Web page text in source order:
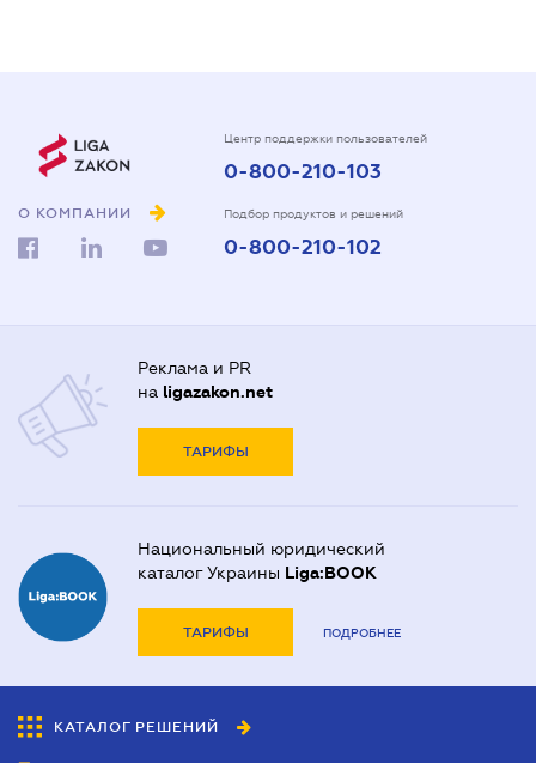
О КОМПАНИИ
Центр поддержки пользователей
0-800-210-103
Подбор продуктов и решений
0-800-210-102
Реклама и PR
на ligazakon.net
ТАРИФЫ
Национальный юридический
каталог Украины Liga:BOOK
ТАРИФЫ ПОДРОБНЕЕ
КАТАЛОГ РЕШЕНИЙ